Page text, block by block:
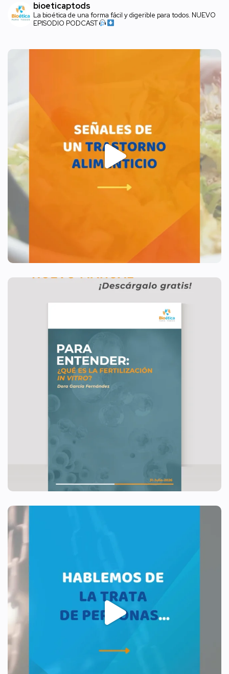
bioeticaptods
La bioética de una forma fácil y digerible para todos. NUEVO
EPISODIO PODCAST